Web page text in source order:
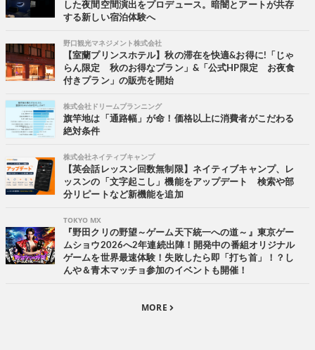
した夜間空間演出をプロデュース。暗闇とアートが共存
する新しい宿泊体験へ
野口観光マネジメント株式会社
【室蘭プリンスホテル】秋の滞在を快適&お得に!「じゃ
らん限定 秋のお得なプラン」&「公式HP限定 お夜食
付きプラン」の販売を開始
株式会社ドリームプランニング
旗竿地は「通路幅」が命！価格以上に消費者がこだわる
絶対条件
株式会社ネイティブキャンプ
【英会話レッスン回数無制限】ネイティブキャンプ、レ
ッスンの「文字起こし」機能をアップデート 検索や部
分リピートなど新機能を追加
TOKYO MX
『野田クリの野望～ゲーム天下統一への道～』東京ゲー
ムショウ2026へ2年連続出陣！開発中の番組オリジナル
ゲームを世界最速体験！失敗したら即「打ち首」！？し
んや＆青木マッチョ参加のイベントも開催！
MORE